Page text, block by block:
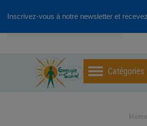
Inscrivez-vous à notre newsletter et
Home